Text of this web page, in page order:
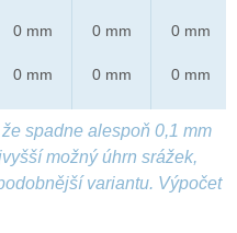
0 mm
0 mm
0 mm
0 mm
0 mm
0 mm
spadne alespoň 0,1 mm
možný úhrn srážek,
variantu. Výpočet